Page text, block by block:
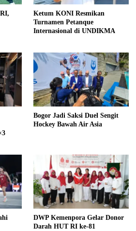
Ketum KONI Resmikan
Turnamen Petanque
Internasional di UNDIKMA
Bogor Jadi Saksi Duel Sengit
Hockey Bawah Air Asia
DWP Kemenpora Gelar Donor
Darah HUT RI ke-81